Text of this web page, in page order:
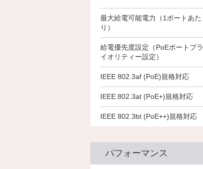
最大給電可能電力（1ポートあた
り）
給電優先度設定（PoEポートプラ
イオリティー設定）
IEEE 802.3af (PoE)規格対応
IEEE 802.3at (PoE+)規格対応
IEEE 802.3bt (PoE++)規格対応
－
－
－
－
－
－
－
－
－
－
パフォーマンス